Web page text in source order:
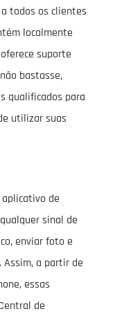
todos os clientes
localmente
suporte
bastasse,
qualificados para
utilizar suas
de
sinal de
enviar foto e
Assim, a partir de
essas
de